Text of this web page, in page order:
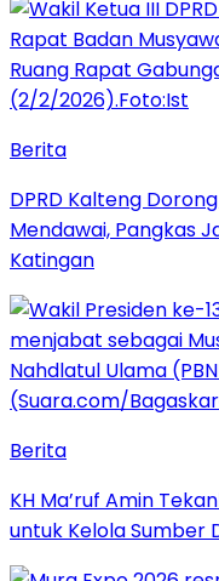
Berita
DPRD Kalteng
Mendawai, Pangkas
Katingan
Berita
KH Ma’ruf Amin
untuk Kelola Sumber